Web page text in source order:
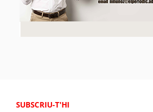
SUBSCRIU-T'HI